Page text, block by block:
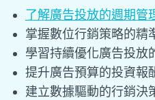
了解廣告投放的週期管
掌握數位行銷策略的
學習持續優化廣告投放
提升廣告預算的投資報
建立數據驅動的行銷決